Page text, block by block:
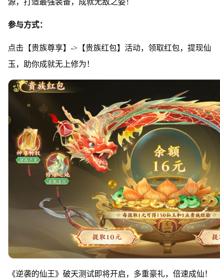
源，打造最强装备，成就无敌之姿！
参与方式：
点击【贵族尊享】->【贵族红包】活动，领取红包，提现仙
玉，助你成就无上修为！
《逆袭的仙王》破天测试即将开启，多重豪礼，倍速成仙！